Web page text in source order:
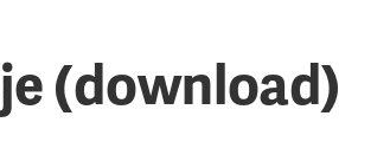
(download)